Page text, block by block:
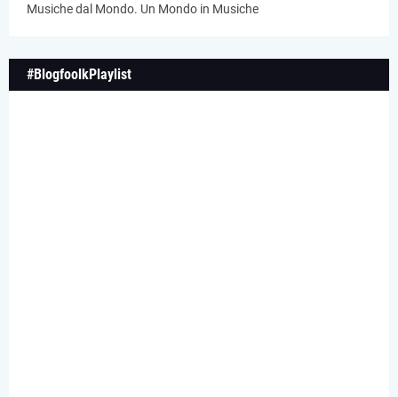
Musiche dal Mondo. Un Mondo in Musiche
#BlogfoolkPlaylist